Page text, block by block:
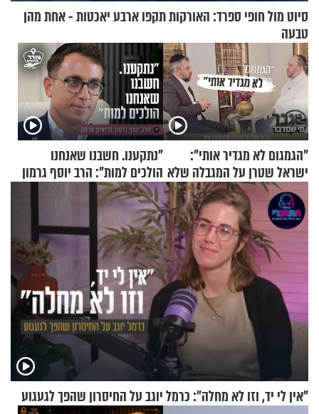
סיוט מול חופי ספרד: האורקות תקפו ארבע יאכטות - אחת מהן
טבעה
"הגמגום לא מגדיר אותי":
ישראל שטרן על המגבלה שלא
עוצרת אותו
"נתקענו. חשבנו שאנחנו
הולכים למות": הרב יוסף גרמון
בריאיון מרתק
"אין לי יד, וזו לא מחלה": כרמל יוגב על החיסרון שהפך לגעגוע